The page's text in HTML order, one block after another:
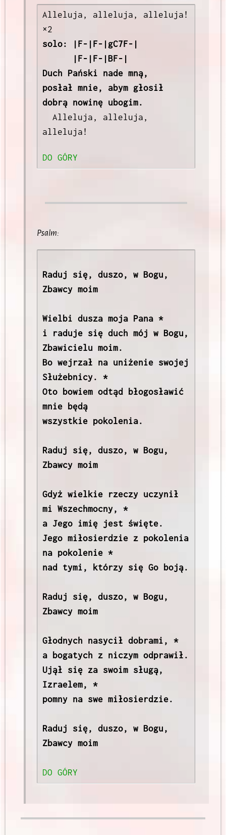
Alleluja, alleluja, alleluja!
×2
solo: |F-|F-|gC7F-|
Duch Pański nade mną,
posłał mnie, abym głosił
  Alleluja, alleluja,
alleluja!
DO GÓRY
Psalm:
Raduj się, duszo, w Bogu,
Zbawcy moim
Wielbi dusza moja Pana *
i raduje się duch mój w Bogu,
Zbawicielu moim.
Bo wejrzał na uniżenie swojej
Służebnicy. *
Oto bowiem odtąd błogosławić
mnie będą
wszystkie pokolenia.
Raduj się, duszo, w Bogu,
Zbawcy moim
Gdyż wielkie rzeczy uczynił
mi Wszechmocny, *
a Jego imię jest święte.
Jego miłosierdzie z pokolenia
na pokolenie *
nad tymi, którzy się Go boją.
Raduj się, duszo, w Bogu,
Zbawcy moim
Głodnych nasycił dobrami, *
a bogatych z niczym odprawił.
Ujął się za swoim sługą,
Izraelem, *
pomny na swe miłosierdzie.
Raduj się, duszo, w Bogu,
Zbawcy moim
DO GÓRY